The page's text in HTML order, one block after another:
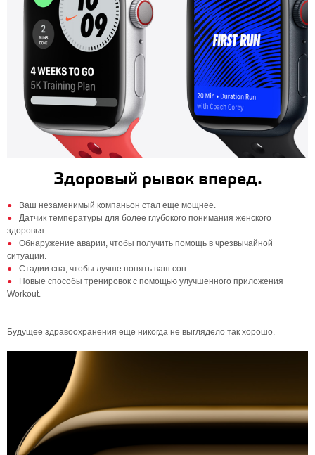
Здоровый рывок вперед.
Ваш незаменимый компаньон стал еще мощнее.
Датчик температуры для более глубокого понимания женского
здоровья.
Обнаружение аварии, чтобы получить помощь в чрезвычайной
ситуации.
Стадии сна, чтобы лучше понять ваш сон.
Новые способы тренировок с помощью улучшенного приложения
Workout.
Будущее здравоохранения еще никогда не выглядело так хорошо.